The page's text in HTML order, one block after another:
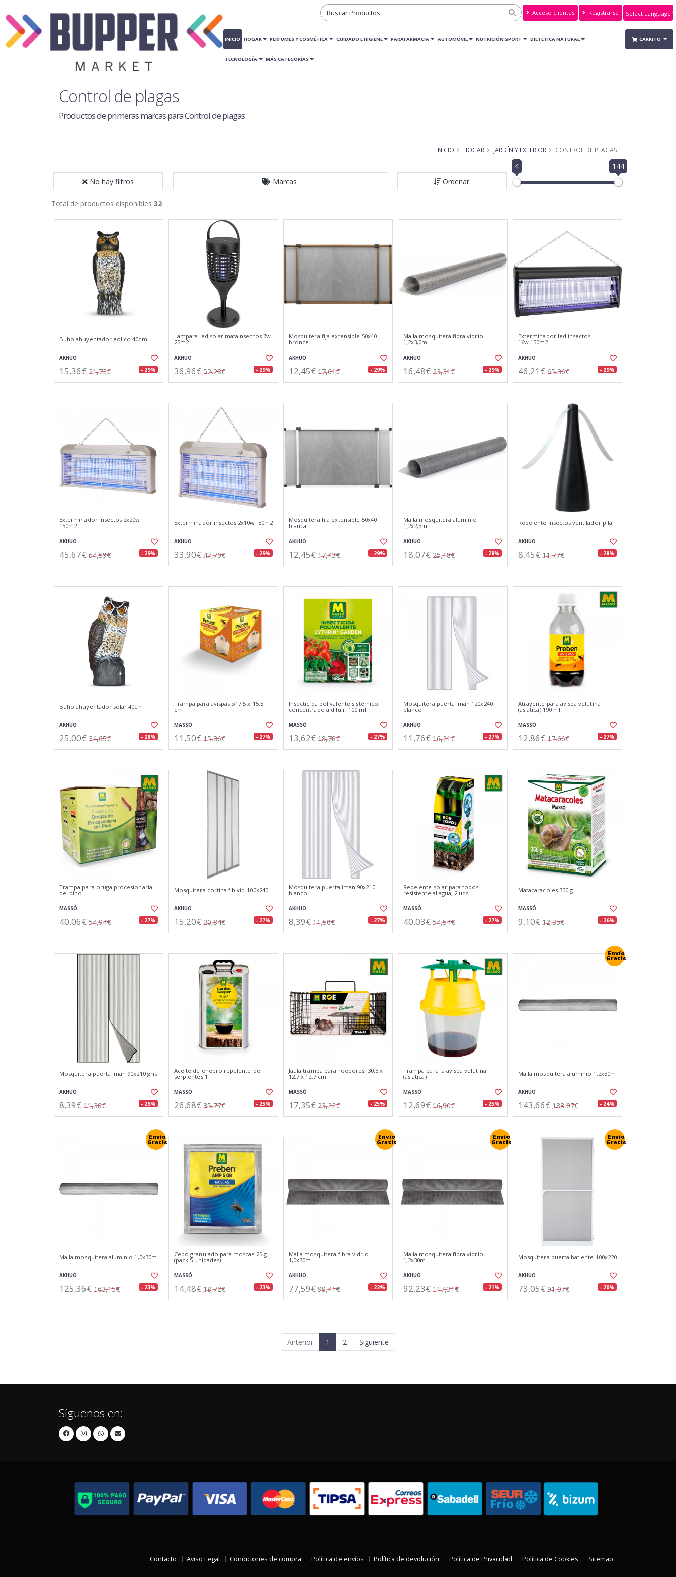
Acceso clientes Registrarse
Translate
INICIO HOGAR PERFUMES Y COSMÉTICA CUIDADO E HIGIENE PARAFARMACIA AUTOMÓVIL NUTRICIÓN SPORT DIETÉTICA NATURAL
TECNOLOGÍA MÁS CATEGORÍAS
CARRITO
Control de plagas
Productos de primeras marcas para Control de plagas
INICIO HOGAR JARDÍN Y EXTERIOR CONTROL DE PLAGAS
No hay filtros Marcas Ordenar
4 144
Total de productos disponibles 32
Buho ahuyentador eolico 40cm.
AKHUO
15,36€ 21,73€ - 29%
Lampara led solar matainsectos 7w.
25m2
AKHUO
36,96€ 52,28€ - 29%
Mosquitera fija extensible 50x40
bronce
AKHUO
12,45€ 17,61€ - 29%
Malla mosquitera fibra vidrio
1,2x3,0m
AKHUO
16,48€ 23,31€ - 29%
Exterminador led insectos
16w.150m2
AKHUO
46,21€ 65,36€ - 29%
Exterminador insectos 2x20w.
150m2
AKHUO
45,67€ 64,59€ - 29%
Exterminador insectos 2x10w. 80m2
AKHUO
33,90€ 47,70€ - 29%
Mosquitera fija extensible 50x40
blanca
AKHUO
12,45€ 17,43€ - 29%
Malla mosquitera aluminio
1,2x2,5m
AKHUO
18,07€ 25,18€ - 28%
Repelente insectos ventilador pila
AKHUO
8,45€ 11,77€ - 28%
Buho ahuyentador solar 40cm.
AKHUO
25,00€ 34,65€ - 28%
Trampa para avispas ø17,5 x 15,5
cm
MASSÓ
11,50€ 15,86€ - 27%
Insecticida polivalente sistémico,
concentrado a diluir, 100 ml
MASSÓ
13,62€ 18,78€ - 27%
Mosquitera puerta iman 120x240
blanco
AKHUO
11,76€ 16,21€ - 27%
Atrayente para avispa velutina
(asiática) 190 ml
MASSÓ
12,86€ 17,66€ - 27%
Trampa para oruga procesionaria
del pino
MASSÓ
40,06€ 54,94€ - 27%
Mosquitera cortina fib.vid.100x240
AKHUO
15,20€ 20,84€ - 27%
Mosquitera puerta iman 90x210
blanco
AKHUO
8,39€ 11,50€ - 27%
Repelente solar para topos
resistente al agua, 2 uds
MASSÓ
40,03€ 54,54€ - 27%
Matacaracoles 350 g
MASSÓ
9,10€ 12,35€ - 26%
Mosquitera puerta iman 90x210 gris
AKHUO
8,39€ 11,38€ - 26%
Aceite de enebro repelente de
serpientes 1 l
MASSÓ
26,68€ 35,77€ - 25%
Jaula trampa para roedores, 30,5 x
12,7 x 12,7 cm
MASSÓ
17,35€ 23,22€ - 25%
Trampa para la avispa velutina
(asiática)
MASSÓ
12,69€ 16,90€ - 25%
Envío
Gratis
Malla mosquitera aluminio 1,2x30m
AKHUO
143,66€ 188,07€ - 24%
Envío
Gratis
Malla mosquitera aluminio 1,0x30m
AKHUO
125,36€ 163,15€ - 23%
Cebo granulado para moscas 25 g
(pack 5 unidades)
MASSÓ
14,48€ 18,72€ - 23%
Envío
Gratis
Malla mosquitera fibra vidrio
1,0x30m
AKHUO
77,59€ 99,41€ - 22%
Envío
Gratis
Malla mosquitera fibra vidrio
1,2x30m
AKHUO
92,23€ 117,31€ - 21%
Envío
Gratis
Mosquitera puerta batiente 100x220
AKHUO
73,05€ 91,07€ - 20%
Anterior 1 2 Siguiente
Síguenos en:
Contacto Aviso Legal Condiciones de compra Política de envíos Política de devolución Política de Privacidad Política de Cookies Sitemap